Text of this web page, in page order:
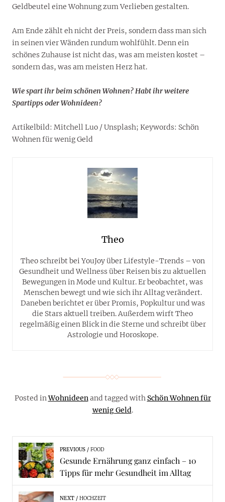
Geldbeutel eine Wohnung zum Verlieben gestalten.
Am Ende zählt eh nicht der Preis, sondern dass man sich
in seinen vier Wänden rundum wohlfühlt. Denn ein
schönes Zuhause ist nicht das, was am meisten kostet –
sondern das, was am meisten Herz hat.
Wie spart ihr beim schönen Wohnen? Habt ihr weitere
Spartipps oder Wohnideen?
Artikelbild: Mitchell Luo / Unsplash; Keywords: Schön
Wohnen für wenig Geld
Theo
Theo schreibt bei YouJoy über Lifestyle-Trends – von
Gesundheit und Wellness über Reisen bis zu aktuellen
Bewegungen in Mode und Kultur. Er beobachtet, was
Menschen bewegt und wie sich ihr Alltag verändert.
Daneben berichtet er über Promis, Popkultur und was
die Stars aktuell treiben. Außerdem wirft Theo
regelmäßig einen Blick in die Sterne und schreibt über
Astrologie und Horoskope.
Posted inWohnideenand tagged with Schön Wohnen für
wenig Geld.
PREVIOUS FOOD
Gesunde Ernährung ganz einfach – 10
Tipps für mehr Gesundheit im Alltag
NEXT HOCHZEIT